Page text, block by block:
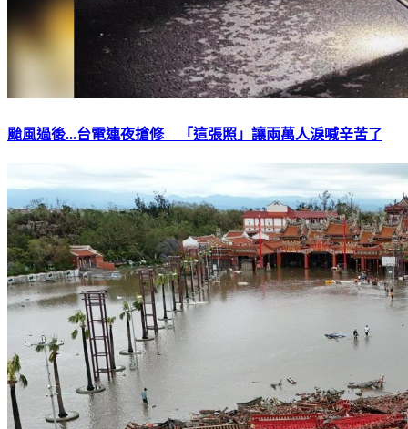
颱風過後...台電連夜搶修 「這張照」讓兩萬人淚喊辛苦了